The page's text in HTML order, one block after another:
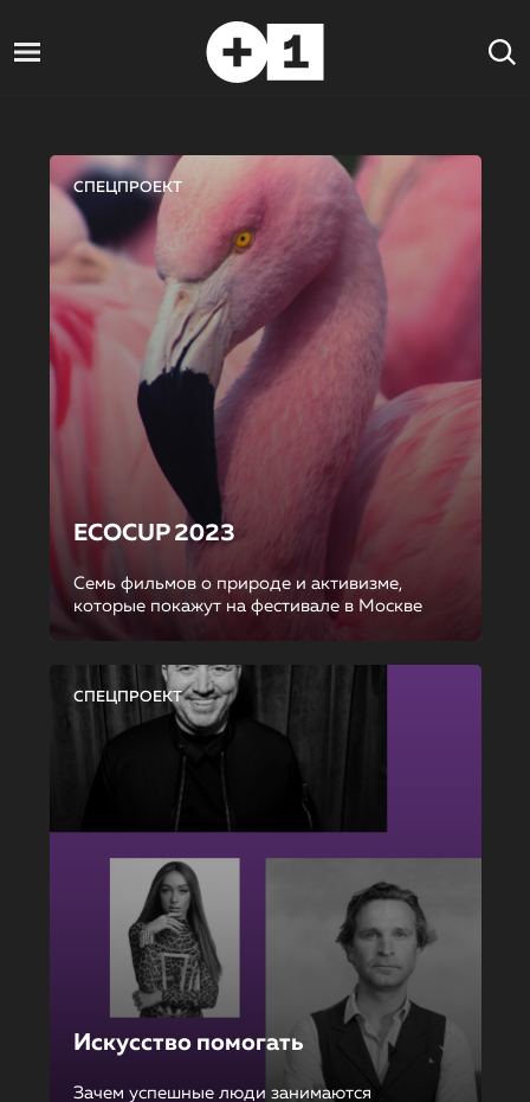
СПЕЦПРОЕКТ
ECOCUP 2023
Семь фильмов о природе и активизме,
которые покажут на фестивале в Москве
СПЕЦПРОЕКТ
Искусство помогать
Зачем успешные люди занимаются